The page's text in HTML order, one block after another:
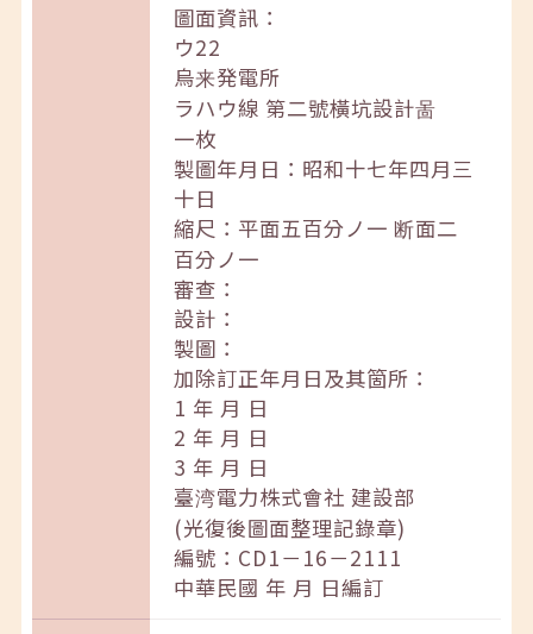
圖面資訊：
ウ22
烏来発電所
ラハウ線 第二號橫坑設計啚
一枚
製圖年月日：昭和十七年四月三
十日
縮尺：平面五百分ノ一 断面二
百分ノ一
審查：
設計：
製圖：
加除訂正年月日及其箇所：
1 年 月 日
2 年 月 日
3 年 月 日
臺湾電力株式會社 建設部
(光復後圖面整理記錄章)
編號：CD1－16－2111
中華民國 年 月 日編訂